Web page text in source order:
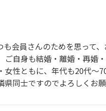
会員さんのためを思って
自身も結婚・離婚・再婚
性ともに、年代も20代～
同士ですのでよろしくお願